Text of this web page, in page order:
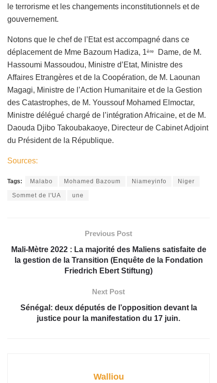
le terrorisme et les changements inconstitutionnels et de
gouvernement.
Notons que le chef de l’Etat est accompagné dans ce
déplacement de Mme Bazoum Hadiza, 1ère
Dame, de M.
Hassoumi Massoudou, Ministre d’Etat, Ministre des
Affaires Etrangères et de la Coopération, de M. Laounan
Magagi, Ministre de l’Action Humanitaire et de la Gestion
des Catastrophes, de M. Youssouf Mohamed Elmoctar,
Ministre délégué chargé de l’intégration Africaine, et de M.
Daouda Djibo Takoubakaoye, Directeur de Cabinet Adjoint
du Président de la République.
Sources:
Tags: Malabo Mohamed Bazoum Niameyinfo Niger
Sommet de l'UA une
Previous Post
Mali-Mètre 2022 : La majorité des Maliens satisfaite de
la gestion de la Transition (Enquête de la Fondation
Friedrich Ebert Stiftung)
Next Post
Sénégal: deux députés de l’opposition devant la
justice pour la manifestation du 17 juin.
Walliou